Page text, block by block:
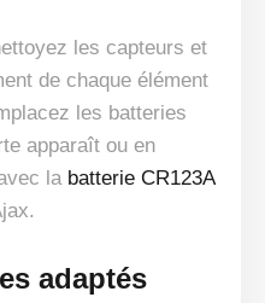
les capteurs et
de chaque élément
les batteries
apparaît ou en
la batterie CR123A
adaptés